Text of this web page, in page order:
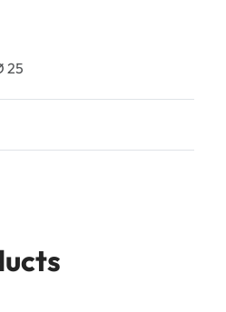
25